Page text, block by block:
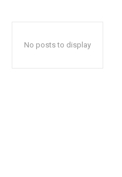
No posts to display